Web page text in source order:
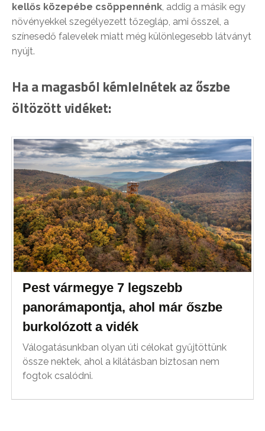
kellős közepébe csöppennénk , addig a másik egy
növényekkel szegélyezett tőzegláp, ami ősszel, a
színesedő falevelek miatt még különlegesebb látványt
nyújt.
Ha a magasból kémlelnétek az őszbe
öltözött vidéket:
Pest vármegye 7 legszebb
panorámapontja, ahol már őszbe
burkolózott a vidék
Válogatásunkban olyan úti célokat gyűjtöttünk
össze nektek, ahol a kilátásban biztosan nem
fogtok csalódni.